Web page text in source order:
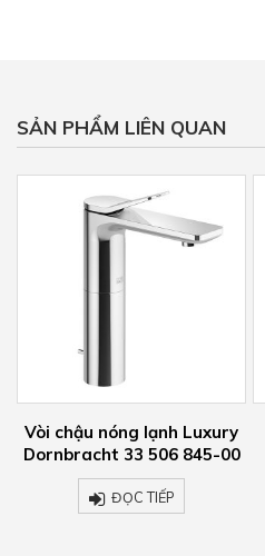
SẢN PHẨM LIÊN QUAN
Vòi chậu nóng lạnh 3 lỗ
Luxury Dornbracht 705
ĐỌC TIẾP